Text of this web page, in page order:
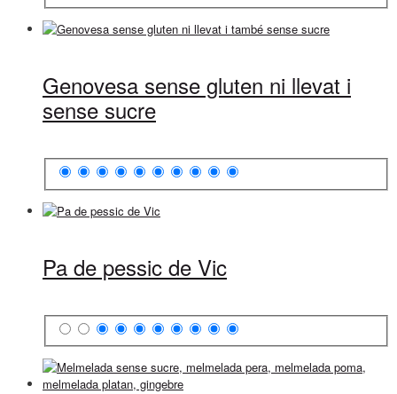
Genovesa sense gluten ni llevat i
sense sucre
Pa de pessic de Vic